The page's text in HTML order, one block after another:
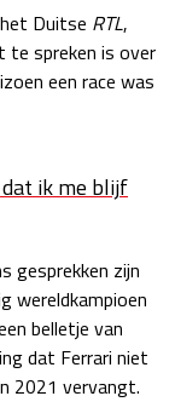
za 22:00 - 23:00
zo 21:00 - 23:00
27 - 29 nov
za 19:00 - 20:00
04 - 06 dec
za 15:00 - 16:00
Duitse RTL,
te spreken is over
een race was
ik me blijf
gesprekken zijn
wereldkampioen
belletje van
dat Ferrari niet
2021 vervangt.